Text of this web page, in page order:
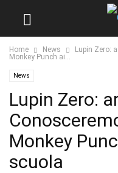
Home News
Lupin Zero:
Monkey Punch ai...
News
Lupin Zero:
Monkey
scuola